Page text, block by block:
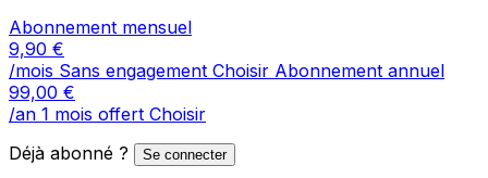
Abonnement mensuel
9,90 €
/mois Sans engagement Choisir Abonnement annuel
99,00 €
/an 1 mois offert Choisir
Déjà abonné ?
Se connecter